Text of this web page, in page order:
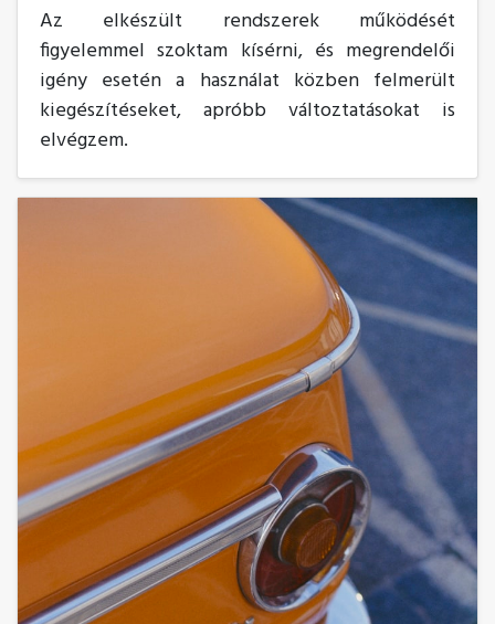
Az elkészült rendszerek működését
figyelemmel szoktam kísérni, és megrendelői
igény esetén a használat közben felmerült
kiegészítéseket, apróbb változtatásokat is
elvégzem.